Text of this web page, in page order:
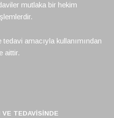
mutlaka bir hekim
amacıyla kullanımından
aittir.
TEDAVISINDE